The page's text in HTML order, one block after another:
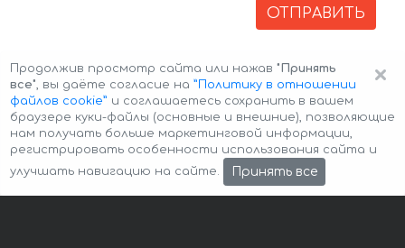
ОТПРАВИТЬ
Авторские права © 2026 Авто-Аренда Cookie Policy
×
Продолжив просмотр сайта или нажав "Принять
все", вы даёте согласие на ”Политику в отношении
файлов cookie” и соглашаетесь сохранить в вашем
браузере куки-файлы (основные и внешние), позволяющие
нам получать больше маркетинговой информации,
регистрировать особенности использования сайта и
улучшать навигацию на сайте.
Принять все